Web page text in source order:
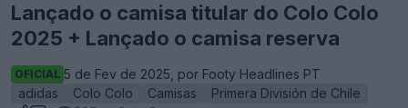
Lançado o camisa titular do Colo Colo
2025 + Lançado o camisa reserva
OFICIAL 5 de Fev de 2025, por Footy Headlines PT
adidas
Colo Colo Camisas
Primera División de Chile